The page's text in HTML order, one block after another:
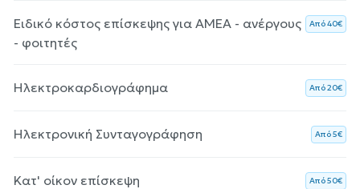
Ειδικό κόστος επίσκεψης για ΑΜΕΑ - ανέργους
- φοιτητές
Aπό 40€
Ηλεκτροκαρδιογράφημα Aπό 20€
Ηλεκτρονική Συνταγογράφηση Aπό 5€
Κατ' οίκον επίσκεψη Aπό 50€